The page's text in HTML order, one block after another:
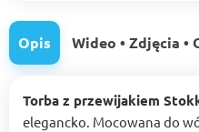
Opis Wideo • Zdjęcia •
Torba z przewijakiem
elegancko. Mocowana do